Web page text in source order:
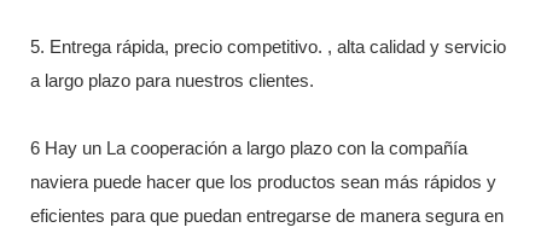
5. Entrega rápida, precio competitivo. , alta calidad y servicio
a largo plazo para nuestros clientes.
6 Hay un La cooperación a largo plazo con la compañía
naviera puede hacer que los productos sean más rápidos y
eficientes para que puedan entregarse de manera segura en